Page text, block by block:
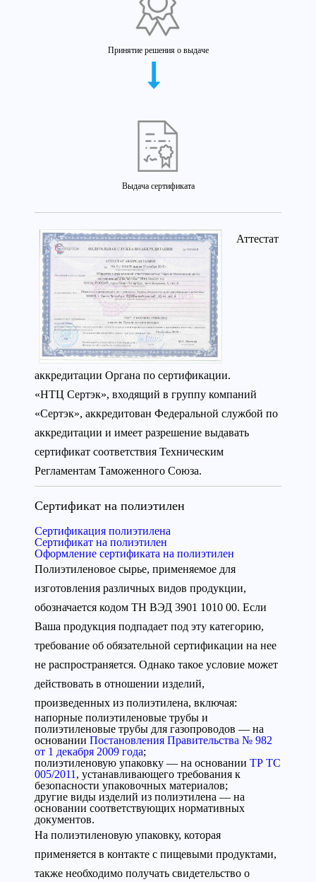
Принятие решения о выдаче
Выдача сертификата
Аттестат
аккредитации Органа по сертификации.
«НТЦ Сертэк», входящий в группу компаний
«Сертэк», аккредитован Федеральной службой по
аккредитации и имеет разрешение выдавать
сертификат соответствия Техническим
Регламентам Таможенного Союза.
Сертификат на полиэтилен
Сертификация полиэтилена
Сертификат на полиэтилен
Оформление сертификата на полиэтилен
Полиэтиленовое сырье, применяемое для
изготовления различных видов продукции,
обозначается кодом ТН ВЭД 3901 1010 00. Если
Ваша продукция подпадает под эту категорию,
требование об обязательной сертификации на нее
не распространяется. Однако такое условие может
действовать в отношении изделий,
произведенных из полиэтилена, включая:
напорные полиэтиленовые трубы и
полиэтиленовые трубы для газопроводов — на
основании Постановления Правительства № 982
от 1 декабря 2009 года;
полиэтиленовую упаковку — на основании ТР ТС
005/2011 , устанавливающего требования к
безопасности упаковочных материалов;
другие виды изделий из полиэтилена — на
основании соответствующих нормативных
документов.
На полиэтиленовую упаковку, которая
применяется в контакте с пищевыми продуктами,
также необходимо получать свидетельство о